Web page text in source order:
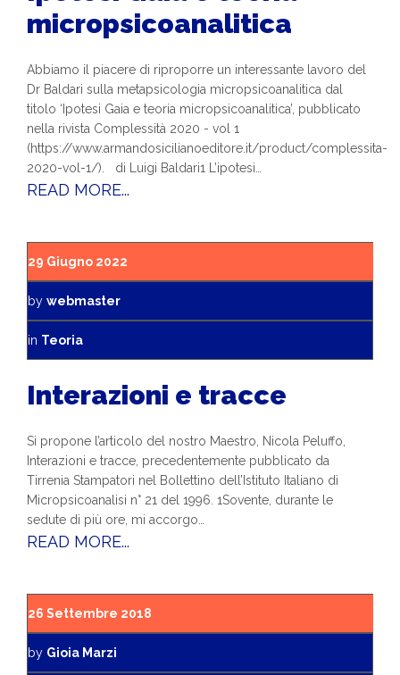
micropsicoanalitica
Abbiamo il piacere di riproporre un interessante lavoro del
Dr Baldari sulla metapsicologia micropsicoanalitica dal
titolo ‘Ipotesi Gaia e teoria micropsicoanalitica’, pubblicato
nella rivista Complessità 2020 - vol 1
(https://www.armandosicilianoeditore.it/product/complessita-
2020-vol-1/). di Luigi Baldari1 L’ipotesi…
READ MORE...
29 Giugno 2022
by webmaster
in Teoria
Interazioni e tracce
Si propone l’articolo del nostro Maestro, Nicola Peluffo,
Interazioni e tracce, precedentemente pubblicato da
Tirrenia Stampatori nel Bollettino dell’Istituto Italiano di
Micropsicoanalisi n° 21 del 1996. 1Sovente, durante le
sedute di più ore, mi accorgo…
READ MORE...
26 Settembre 2018
by Gioia Marzi